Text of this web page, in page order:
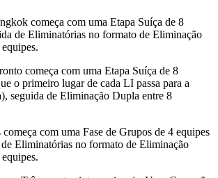
começa com uma Etapa Suíça de 8
de Eliminatórias no formato de Eliminação
começa com uma Etapa Suíça de 8
o primeiro lugar de cada LI passa para a
seguida de Eliminação Dupla entre 8
com uma Fase de Grupos de 4 equipes
de Eliminatórias no formato de Eliminação